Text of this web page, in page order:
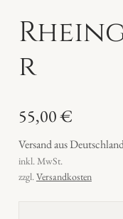
r
55,00€
Versand aus
inkl. MwSt.
zzgl.Versandkosten